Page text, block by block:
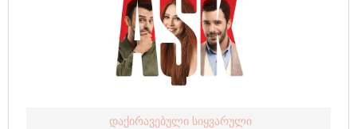
დაქირავებული სიყვარული